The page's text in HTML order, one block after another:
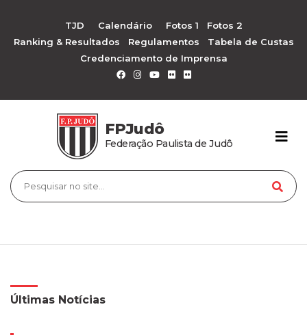
TJD Calendário Fotos 1
Fotos 2
Ranking & Resultados
Regulamentos
Tabela de Custas
Credenciamento de Imprensa
FPJudô
Federação Paulista de Judô
Últimas Notícias